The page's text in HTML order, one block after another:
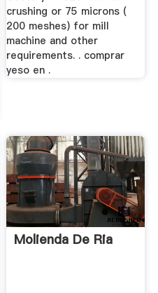
crushing or 75 microns (
200 meshes) for mill
machine and other
requirements. . comprar
yeso en .
Molienda De Ria